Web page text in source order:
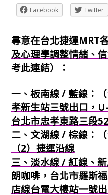
Facebook
Twitter
尋意在台北捷運MRT
及心理學調整情緒、
考此連結）：
一、板南線 / 藍線：
孝新生站三號出口，
台北市忠孝東路三段
二、文湖線 / 棕線：
（2）捷運沿線
三、淡水線 / 紅線、
朗咖啡，台北市羅斯
店線台電大樓站一號